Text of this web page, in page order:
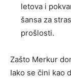
letova i
šansa za
prošlosti.
Zašto Merkur
Iako se čini kao